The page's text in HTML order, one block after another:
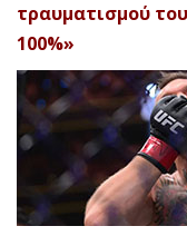
τραυματισμού
100%»